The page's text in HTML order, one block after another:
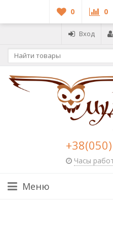
0 0
Вход
Часы
Меню